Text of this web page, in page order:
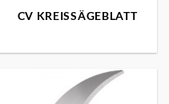
CV KREISSÄGEBLATT